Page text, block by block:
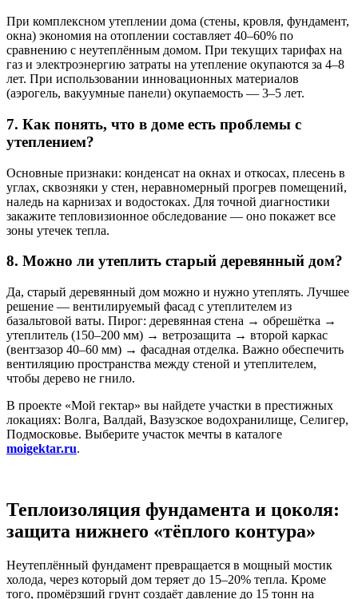
При комплексном утеплении дома (стены, кровля, фундамент,
окна) экономия на отоплении составляет 40–60% по
сравнению с неутеплённым домом. При текущих тарифах на
газ и электроэнергию затраты на утепление окупаются за 4–8
лет. При использовании инновационных материалов
(аэрогель, вакуумные панели) окупаемость — 3–5 лет.
7. Как понять, что в доме есть проблемы с
утеплением?
Основные признаки: конденсат на окнах и откосах, плесень в
углах, сквозняки у стен, неравномерный прогрев помещений,
наледь на карнизах и водостоках. Для точной диагностики
закажите тепловизионное обследование — оно покажет все
зоны утечек тепла.
8. Можно ли утеплить старый деревянный дом?
Да, старый деревянный дом можно и нужно утеплять. Лучшее
решение — вентилируемый фасад с утеплителем из
базальтовой ваты. Пирог: деревянная стена → обрешётка →
утеплитель (150–200 мм) → ветрозащита → второй каркас
(вентзазор 40–60 мм) → фасадная отделка. Важно обеспечить
вентиляцию пространства между стеной и утеплителем,
чтобы дерево не гнило.
В проекте «Мой гектар» вы найдете участки в престижных
локациях: Волга, Валдай, Вазузское водохранилище, Селигер,
Подмосковье. Выберите участок мечты в каталоге
moigektar.ru.
Теплоизоляция фундамента и цоколя:
защита нижнего «тёплого контура»
Неутеплённый фундамент превращается в мощный мостик
холода, через который дом теряет до 15–20% тепла. Кроме
того, промёрзший грунт создаёт давление до 15 тонн на